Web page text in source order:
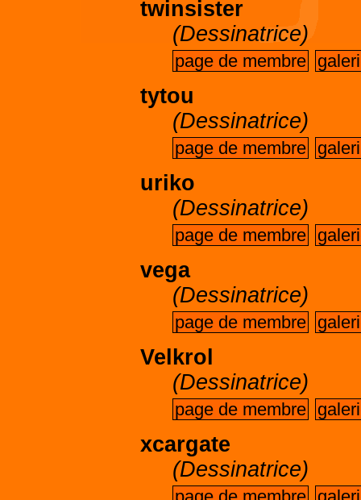
twinsister
(Dessinatrice)
page de membre
tytou
(Dessinatrice)
page de membre
uriko
(Dessinatrice)
page de membre
vega
(Dessinatrice)
page de membre
Velkrol
(Dessinatrice)
page de membre
xcargate
(Dessinatrice)